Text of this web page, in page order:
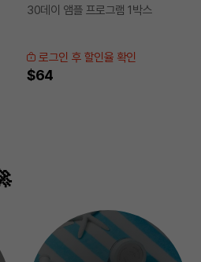
30데이 앰플 프로그램 1박스
로그인 후 할인율 확인
$64